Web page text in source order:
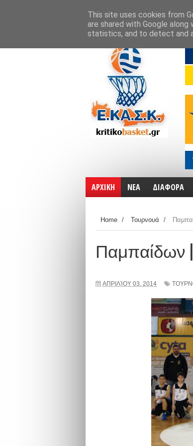
ΑΡΧΙΚΗ ΝΕΑ ΔΙΑΦΟΡΑ
Home / Τουρνουά /
Παμπαίδων
ΑΠΡΙΛΊΟΥ 03, 2014
This site uses cookies from
are shared with Google
statistics, and to detect and